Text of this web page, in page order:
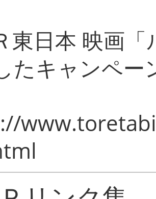
東日本 映画
たキャンペー